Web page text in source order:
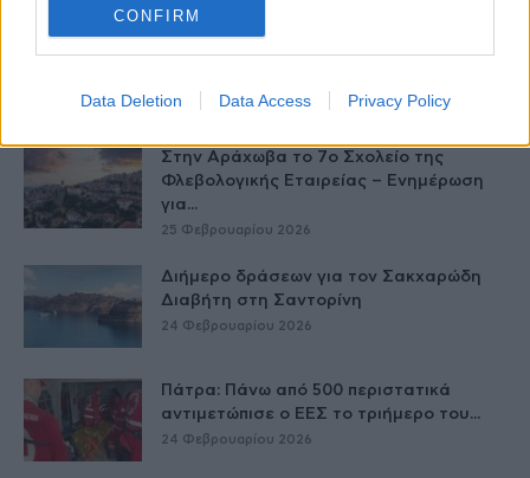
CONFIRM
Data Deletion Data Access Privacy Policy
26 Φεβρουαρίου 2026
Στην Αράχωβα το 7ο Σχολείο της
Φλεβολογικής Εταιρείας – Ενημέρωση
για...
25 Φεβρουαρίου 2026
Διήμερο δράσεων για τον Σακχαρώδη
Διαβήτη στη Σαντορίνη
24 Φεβρουαρίου 2026
Πάτρα: Πάνω από 500 περιστατικά
αντιμετώπισε ο ΕΕΣ το τριήμερο του...
24 Φεβρουαρίου 2026